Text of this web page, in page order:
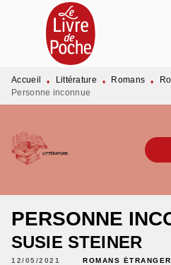
MENU RECHERCHE
PIED DE PAGE
Accueil • Littérature • Romans •
Personne inconnue
PERSONNE
SUSIE STEINER
12/05/2021 ROMANS